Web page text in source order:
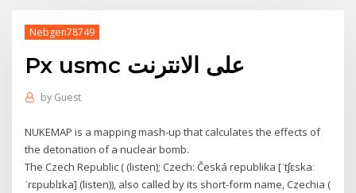
Nebgen78749
Px usmc على الانترنت
by Guest
NUKEMAP is a mapping mash-up that calculates the effects of
the detonation of a nuclear bomb.
The Czech Republic ( (listen); Czech: Česká republika [ˈtʃɛskaː
ˈrɛpublɪka] (listen)), also called by its short-form name, Czechia (